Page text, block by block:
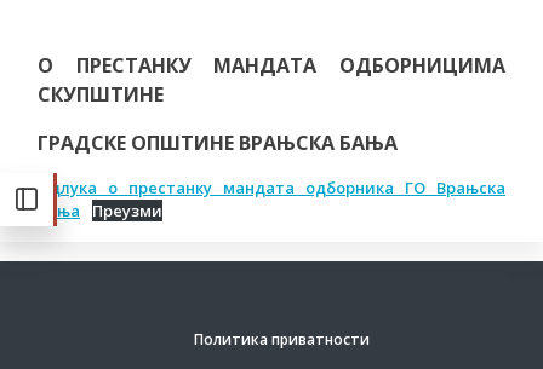
О ПРЕСТАНКУ МАНДАТА ОДБОРНИЦИМА
СКУПШТИНЕ
ГРАДСКЕ ОПШТИНЕ ВРАЊСКА БАЊА
Одлука о престанку мандата одборника ГО Врањска
Бања
Преузми
Политика приватности